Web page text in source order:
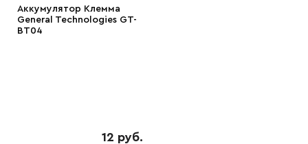
Аккумулятор Клемма
General Technologies GT-
BT04
12 руб.